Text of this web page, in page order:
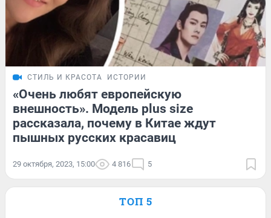
СТИЛЬ И КРАСОТА ИСТОРИИ
«Очень любят европейскую
внешность». Модель plus size
рассказала, почему в Китае ждут
пышных русских красавиц
29 октября, 2023, 15:00 4 816 5
ТОП 5